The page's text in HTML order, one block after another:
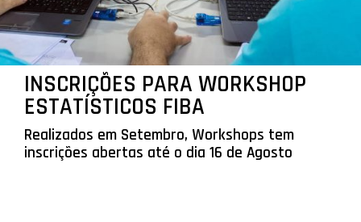
INSCRIÇÕES PARA WORKSHOP
ESTATÍSTICOS FIBA
Realizados em Setembro, Workshops tem
inscrições abertas até o dia 16 de Agosto